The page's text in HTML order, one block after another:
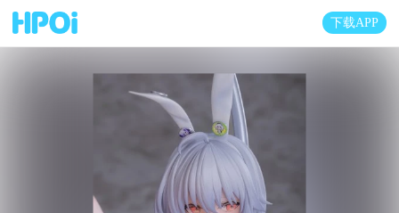
下载APP